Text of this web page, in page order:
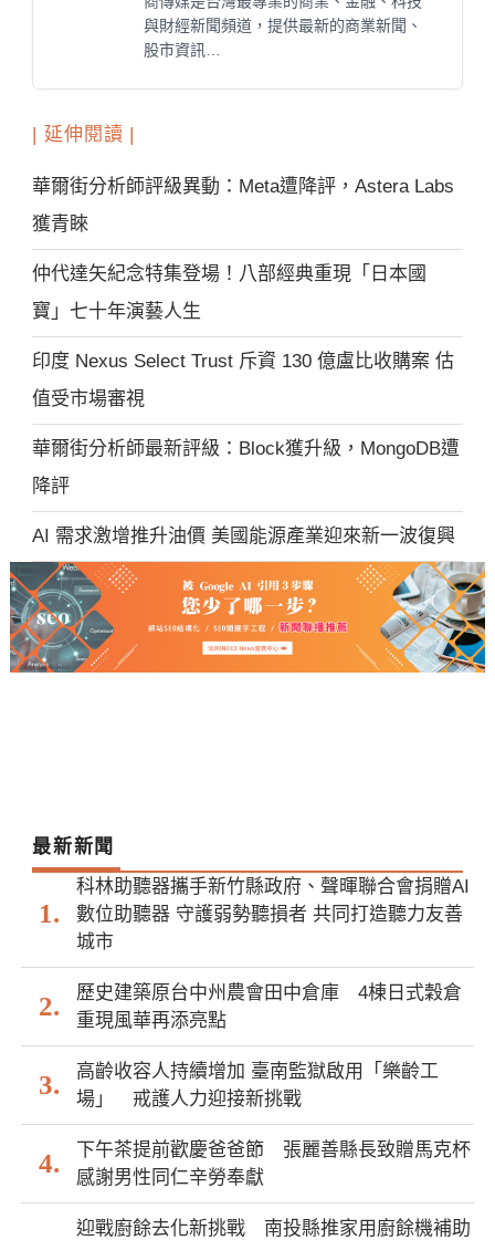
與財經新聞頻道，提供最新的商業新聞、
股市資訊…
| 延伸閱讀 |
華爾街分析師評級異動：Meta遭降評，Astera Labs
獲青睞
仲代達矢紀念特集登場！八部經典重現「日本國
寶」七十年演藝人生
印度 Nexus Select Trust 斥資 130 億盧比收購案 估
值受市場審視
華爾街分析師最新評級：Block獲升級，MongoDB遭
降評
AI 需求激增推升油價 美國能源產業迎來新一波復興
最新新聞
科林助聽器攜手新竹縣政府、聲暉聯合會捐贈AI
數位助聽器 守護弱勢聽損者 共同打造聽力友善
城市
歷史建築原台中州農會田中倉庫 4棟日式穀倉
重現風華再添亮點
高齡收容人持續增加 臺南監獄啟用「樂齡工
場」 戒護人力迎接新挑戰
下午茶提前歡慶爸爸節 張麗善縣長致贈馬克杯
感謝男性同仁辛勞奉獻
迎戰廚餘去化新挑戰 南投縣推家用廚餘機補助